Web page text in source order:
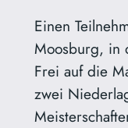
Einen
Moosburg, in
Frei auf die
zwei